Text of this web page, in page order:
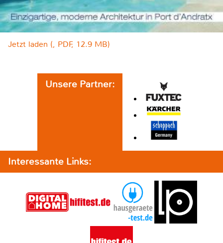
Jetzt laden (, PDF, 12.9 MB)
Unsere Partner:
Interessante Links: